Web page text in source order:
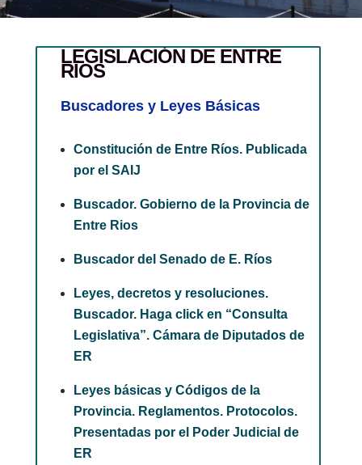
LEGISLACIÓN DE ENTRE
RÍOS
Buscadores y Leyes Básicas
Constitución de Entre Ríos. Publicada
por el SAIJ
Buscador. Gobierno de la Provincia de
Entre Rios
Buscador del Senado de E. Ríos
Leyes, decretos y resoluciones.
Buscador. Haga click en “Consulta
Legislativa”. Cámara de Diputados de
ER
Leyes básicas y Códigos de la
Provincia. Reglamentos. Protocolos.
Presentadas por el Poder Judicial de
ER